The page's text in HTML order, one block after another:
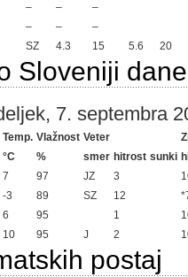
– –
–
– –
–
SZ 4.3 15 5.6 20
Sloveniji
7. septembra
Temp. Vlažnost Veter
°C
% smer hitrost sunki
7 97 JZ 3
-3 89 SZ 12
6 95 1
10 95 J 2
postaj